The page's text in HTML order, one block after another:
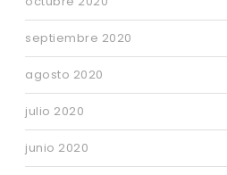
septiembre 2020
agosto 2020
julio 2020
junio 2020